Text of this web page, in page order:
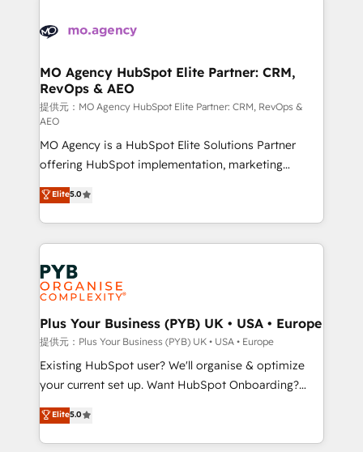
services are offered in both English & French.
WordPress and legacy CRMs, turning fragmented
architectures that accelerate revenue operations and
performance. - Multi-object CRM migration, cleanup,
and implementation. - Pre-built and custom
integrations across your full tech stack. - Custom
object setup, CMS builds, and full-funnel automation.
- Dashboards, lifecycle campaigns, and lead
nurturing sequences. - Cross-hub setup across
Marketing, Sales, Operations, and Service Hubs. -
Ongoing optimization, managed support, and
scalable retainers. Let’s make HubSpot your most
powerful growth engine. Built to convert, scale, and
drive results.
MO Agency HubSpot Elite Partner: CRM,
RevOps & AEO
提供元：MO Agency HubSpot Elite Partner: CRM, RevOps &
AEO
MO Agency is a HubSpot Elite Solutions Partner
offering HubSpot implementation, marketing
automation, CRM and RevOps consulting, data
architecture, sales enablement, lifecycle automation,
lead scoring and revenue reporting. HubSpot,
Salesforce and integrated enterprise stacks. Digital
Marketing, Answer Engine Optimisation, and
Generative Engine Optimisation (AI Search),
HubSpot Content Hub, WordPress development,
B2B SEO, paid media, and content. We work with
enterprise and growth-led companies across
technology, professional services, financial services
and industrial sectors. Offices in Johannesburg, Cape
implementations delivered. AI visibility coverage
across ChatGPT, Claude, Perplexity, Gemini and
Elite5.0
Plus Your Business (PYB) UK • USA • Europe
提供元：Plus Your Business (PYB) UK • USA • Europe
Existing HubSpot user? We'll organise & optimize
your current set up. Want HubSpot Onboarding?
We'll customise your CRM & automate your business
processes. Welcome to our Profile! We can help
with... • CRM implementation, reports & workflows,
Elite5.0